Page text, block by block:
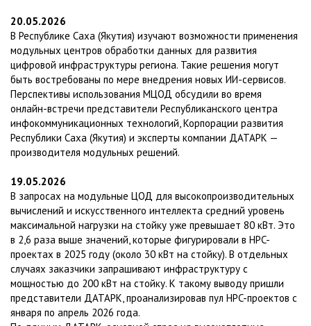
20.05.2026
В Республике Саха (Якутия) изучают возможности применения
модульных центров обработки данных для развития
цифровой инфраструктуры региона. Такие решения могут
быть востребованы по мере внедрения новых ИИ-сервисов.
Перспективы использования МЦОД обсудили во время
онлайн-встречи представители Республиканского центра
инфокоммуникационных технологий, Корпорации развития
Республики Саха (Якутия) и эксперты компании ДАТАРК —
производителя модульных решений.
19.05.2026
В запросах на модульные ЦОД для высокопроизводительных
вычислений и искусственного интеллекта средний уровень
максимальной нагрузки на стойку уже превышает 80 кВт. Это
в 2,6 раза выше значений, которые фигурировали в HPC-
проектах в 2025 году (около 30 кВт на стойку). В отдельных
случаях заказчики запрашивают инфраструктуру с
мощностью до 200 кВт на стойку. К такому выводу пришли
представители ДАТАРК, проанализировав пул HPC-проектов с
января по апрель 2026 года.